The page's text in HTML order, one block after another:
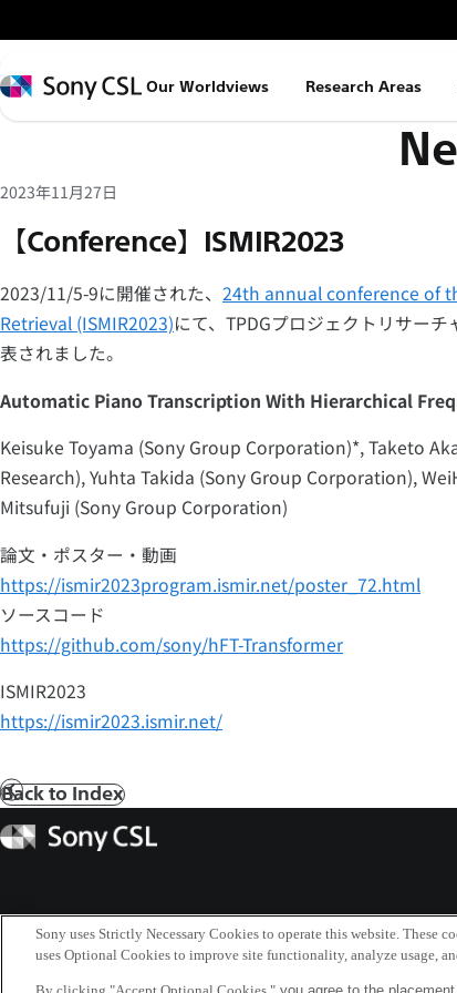
イ
ン
コ
ン
ス
キ
ッ
Sony
Our Worldviews Research Areas
2023年11月27日
【Conference】ISMIR2023
2023/11/5-9に開催された、 24th annual conference of
Retrieval (ISMIR2023)にて、TPDGプロジェクトリサーチ
表されました。
Automatic Piano Transcription With Hierarchical
Keisuke Toyama (Sony Group Corporation)*, Taketo
Research), Yuhta Takida (Sony Group Corporation),
Mitsufuji (Sony Group Corporation)
論文・ポスター・動画
https://ismir2023program.ismir.net/poster_72.html
ソースコード
https://github.com/sony/hFT-Transformer
ISMIR2023
https://ismir2023.ismir.net/
前
Back to Index
Sony
CSL
Sony uses Strictly Necessary Cookies to operate this website. These
uses Optional Cookies to improve site functionality, analyze usage,